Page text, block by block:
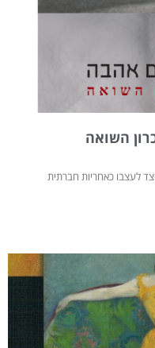
השואה
לעצבו כאחריות חברתית